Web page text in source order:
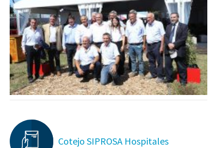
Cotejo SIPROSA Hospitales